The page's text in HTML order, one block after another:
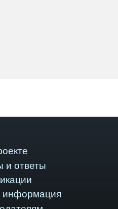
и ответы
информация